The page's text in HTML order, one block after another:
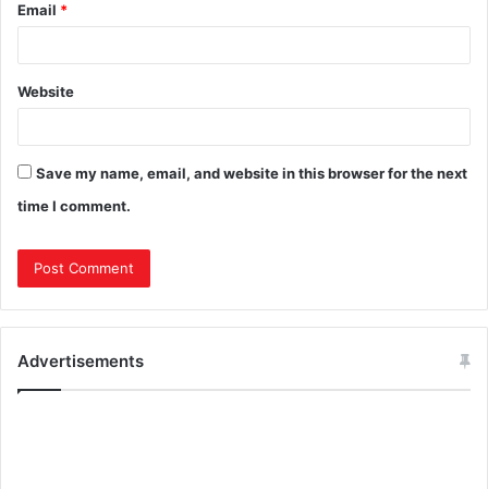
Email *
Website
Save my name, email, and website in this browser for the next
time I comment.
Advertisements